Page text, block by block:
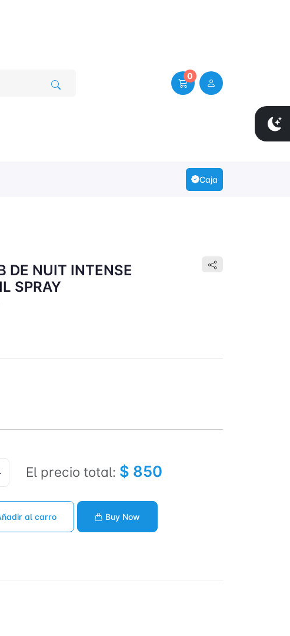
0
Caja
DE NUIT INTENSE
SPRAY
El precio total: $ 850
al carro Buy Now